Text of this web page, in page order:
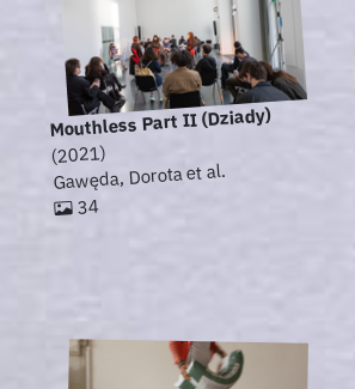
Mouthless Part II (Dziady)
(2021)
Gawęda, Dorota et al.
34